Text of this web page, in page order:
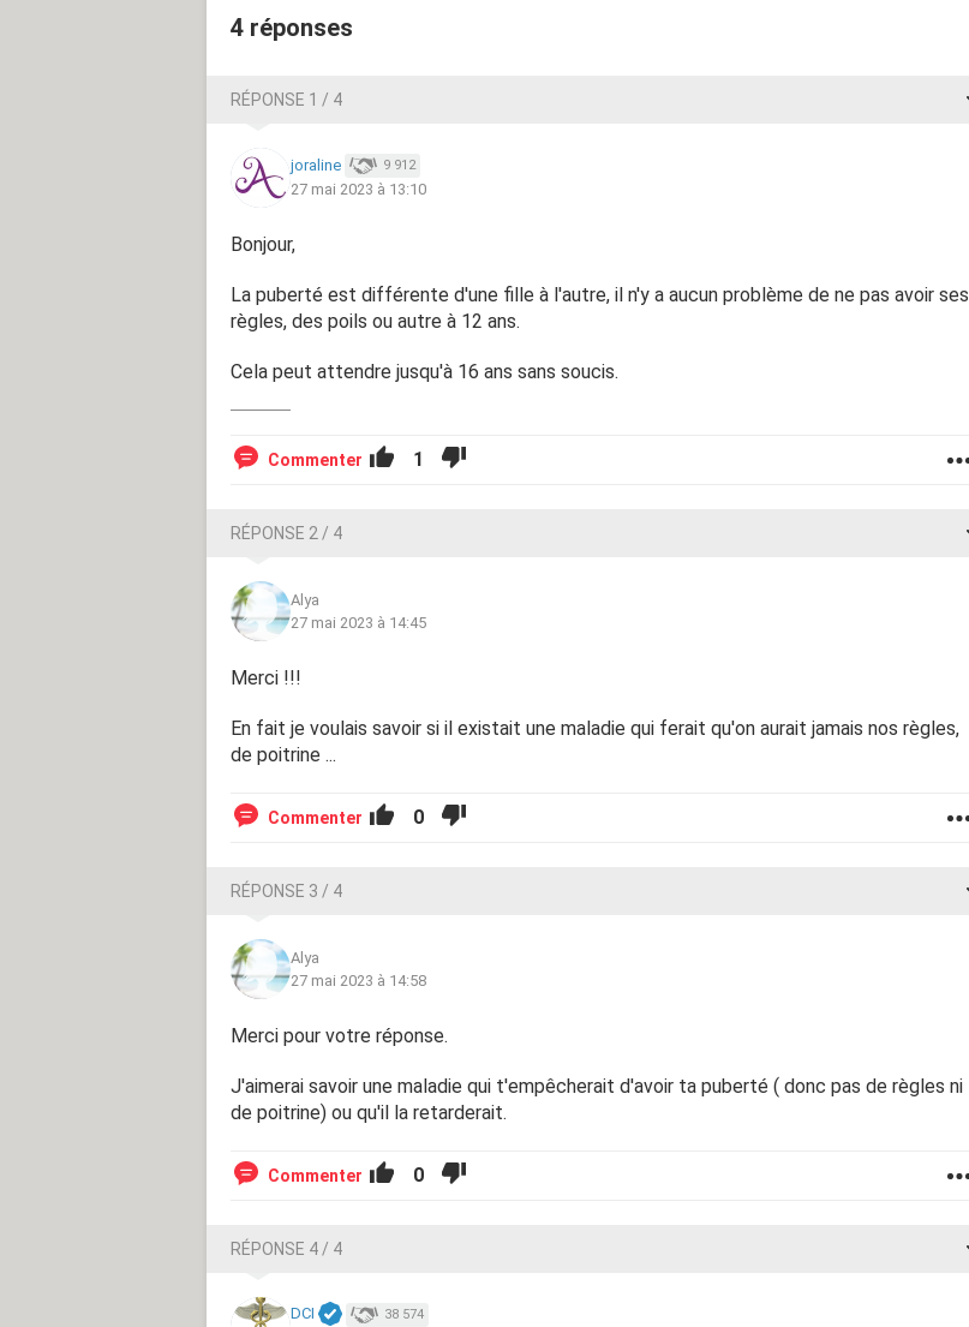
4 réponses
RÉPONSE 1 / 4
joraline 9 912
27 mai 2023 à 13:10
Bonjour,
La puberté est différente d'une fille à l'autre, il n'y a aucun problème de ne pas avoir ses
règles, des poils ou autre à 12 ans.
Cela peut attendre jusqu'à 16 ans sans soucis.
Commenter 1
RÉPONSE 2 / 4
Alya
27 mai 2023 à 14:45
Merci !!!
En fait je voulais savoir si il existait une maladie qui ferait qu'on aurait jamais nos règles,
de poitrine ...
Commenter 0
RÉPONSE 3 / 4
Alya
27 mai 2023 à 14:58
Merci pour votre réponse.
J'aimerai savoir une maladie qui t'empêcherait d'avoir ta puberté ( donc pas de règles ni
de poitrine) ou qu'il la retarderait.
Commenter 0
RÉPONSE 4 / 4
DCI 38 574